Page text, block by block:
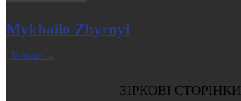
Mykhailo Zhyrnyi
| Більше →
ЗІРКОВІ СТОРІНКИ